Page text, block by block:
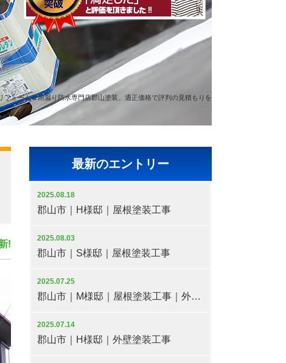
ォーム＆雨漏り防水専門店郡山塗装、適正価格で評判の見積もりを
!
最新のエントリー
2025.08.18
郡山市｜H様邸｜屋根塗装工事
2025.08.03
郡山市｜S様邸｜屋根塗装工事
2025.07.25
郡山市｜M様邸｜屋根塗装工事｜外壁塗装工事
2025.07.14
郡山市｜H様邸｜外壁塗装工事